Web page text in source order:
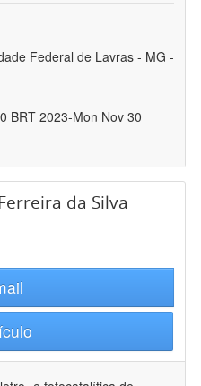
Federal de Lavras - MG -
BRT 2023-Mon Nov 30
da Silva